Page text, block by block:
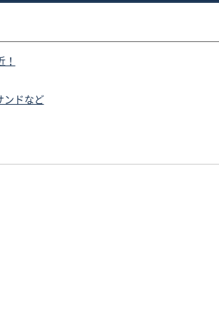
ンドなど